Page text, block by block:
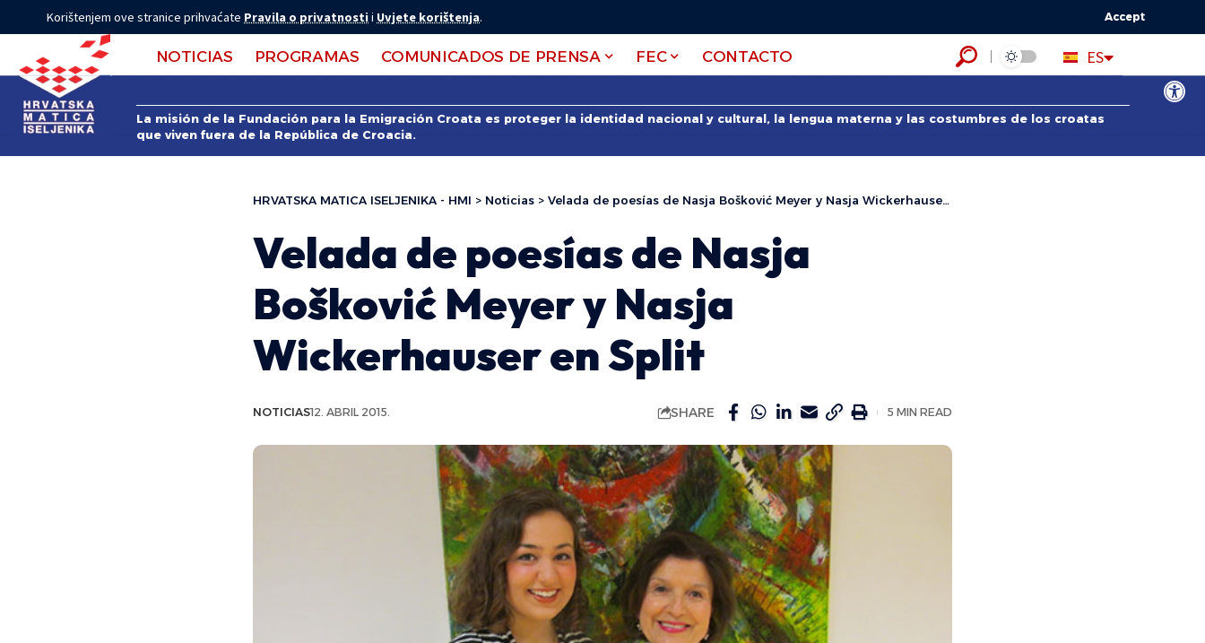
Abrir
Korištenjem ove stranice prihvaćate Pravila o privatnostii Uvjete korištenja. Accept
NOTICIAS PROGRAMAS COMUNICADOS DE PRENSA FEC CONTACTO ES
HR
EN
La misión de la Fundación para la Emigración Croata es proteger la identidad nacional y cultural, la lengua materna y las costumbres de los croatas
que viven fuera de la República de Croacia.
HRVATSKA MATICA ISELJENIKA - HMI > Noticias > Velada de poesías de Nasja Bošković Meyer y Nasja Wickerhauser en Split
Velada de poesías de Nasja
Bošković Meyer y Nasja
Wickerhauser en Split
NOTICIAS12. ABRIL 2015. SHARE 5 MIN READ